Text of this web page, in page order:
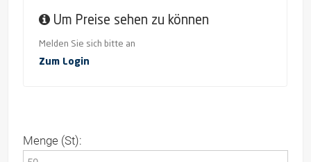
Um Preise sehen zu können
Melden Sie sich bitte an
Zum Login
Menge (St):